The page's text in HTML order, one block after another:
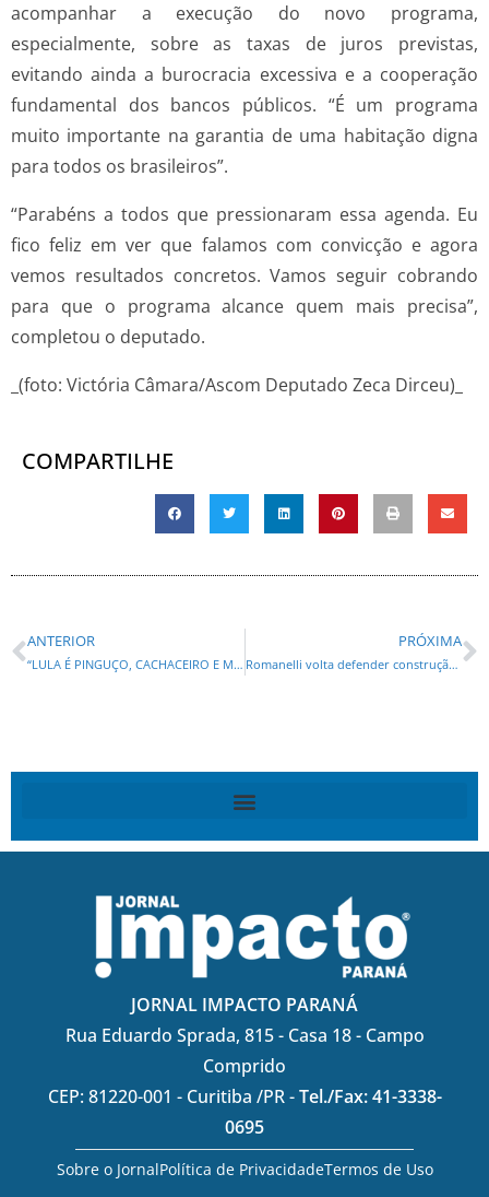
acompanhar a execução do novo programa,
especialmente, sobre as taxas de juros previstas,
evitando ainda a burocracia excessiva e a cooperação
fundamental dos bancos públicos. “É um programa
muito importante na garantia de uma habitação digna
para todos os brasileiros”.
“Parabéns a todos que pressionaram essa agenda. Eu
fico feliz em ver que falamos com convicção e agora
vemos resultados concretos. Vamos seguir cobrando
para que o programa alcance quem mais precisa”,
completou o deputado.
_(foto: Victória Câmara/Ascom Deputado Zeca Dirceu)_
COMPARTILHE
ANTERIOR
“LULA É PINGUÇO, CACHACEIRO E MENTIROSO”! JANJA AINDA NÃO CONHECE AINDA O MARIDO QUE TEM?
PRÓXIMA
Romanelli volta defender construção da ponte entre Paraná e Mato Grosso do Sul
JORNAL IMPACTO PARANÁ
Rua Eduardo Sprada, 815 - Casa 18 - Campo
Comprido
CEP: 81220-001 - Curitiba /PR -Tel./Fax: 41-3338-
0695
Sobre o JornalPolítica de PrivacidadeTermos de Uso